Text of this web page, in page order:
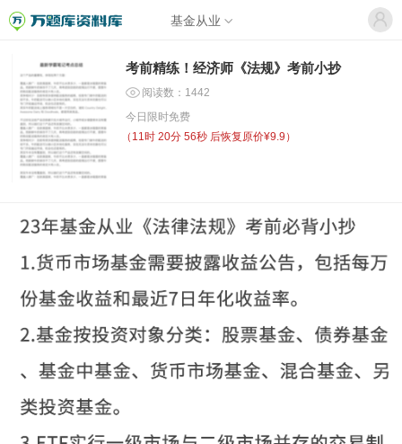
基金从业
考前精练！经济师《法规》考前小抄
阅读数：1442
今日限时免费
（ 11时 20分 56秒 后恢复原价¥9.9）